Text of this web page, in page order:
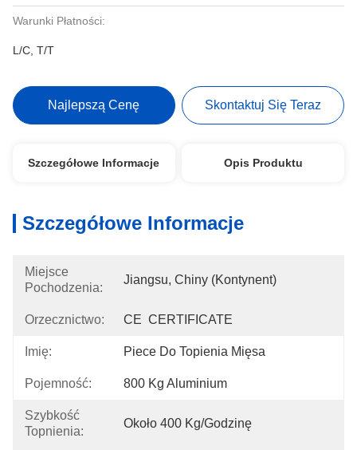
Warunki Płatności:
L/C, T/T
Najlepszą Cenę Skontaktuj Się Teraz
Szczegółowe Informacje Opis Produktu
Szczegółowe Informacje
Miejsce
Pochodzenia:
Jiangsu, Chiny (kontynent)
Orzecznictwo: CE  CERTIFICATE
Imię: Piece Do Topienia Mięsa
Pojemność: 800 Kg Aluminium
Szybkość
Topnienia:
Około 400 Kg/godzinę